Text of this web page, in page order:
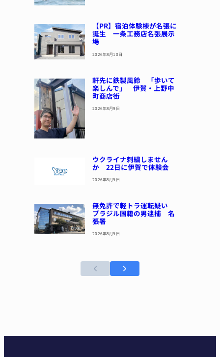
【PR】宿泊体験棟が名張に
誕生 一条工務店名張展示
場
2026年8月10日
軒先に鉄製風鈴 「歩いて
楽しんで」 伊賀・上野中
町商店街
2026年8月9日
ウクライナ刺繍しません
か 22日に伊賀で体験会
2026年8月9日
無免許で軽トラ運転疑い
ブラジル国籍の男逮捕 名
張署
2026年8月9日